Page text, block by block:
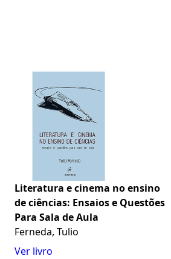
Literatura e cinema no ensino
de ciências: Ensaios e Questões
Para Sala de Aula
Ferneda, Tulio
Ver livro